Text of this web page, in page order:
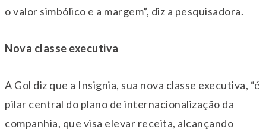
o valor simbólico e a margem”, diz a pesquisadora.
Nova classe executiva
A Gol diz que a Insignia, sua nova classe executiva, “é
pilar central do plano de internacionalização da
companhia, que visa elevar receita, alcançando